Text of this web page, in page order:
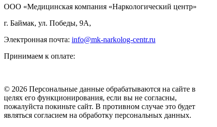
ООО «Медицинская компания «Наркологический центр»
г. Баймак, ул. Победы, 9А,
Электронная почта: info@mk-narkolog-centr.ru
Принимаем к оплате:
© 2026 Персональные данные обрабатываются на сайте в
целях его функционирования, если вы не согласны,
пожалуйста покиньте сайт. В противном случае это будет
являться согласием на обработку персональных данных.